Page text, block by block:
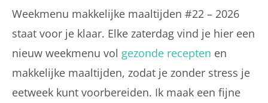
Weekmenu makkelijke maaltijden #22 – 2026
staat voor je klaar. Elke zaterdag vind je hier een
nieuw weekmenu vol gezonde recepten en
makkelijke maaltijden, zodat je zonder stress je
eetweek kunt voorbereiden. Ik maak een fijne